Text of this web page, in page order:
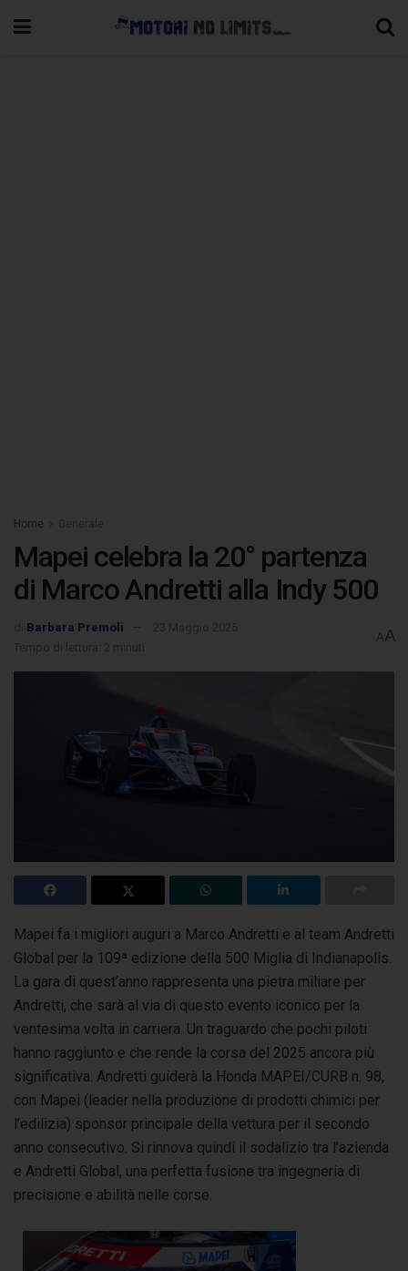
Home
Mapei celebra la 20° partenza
di Marco Andretti alla Indy 500
Barbara Premoli
AA
Mapei fa i migliori auguri a Marco Andretti e al team Andretti
Global per la 109ª edizione della 500 Miglia di Indianapolis.
La gara di quest’anno rappresenta una pietra miliare per
Andretti, che sarà al via di questo evento iconico per la
ventesima volta in carriera. Un traguardo che pochi piloti
hanno raggiunto e che rende la corsa del 2025 ancora più
significativa. Andretti guiderà la Honda MAPEI/CURB n. 98,
con Mapei (leader nella produzione di prodotti chimici per
l’edilizia) sponsor principale della vettura per il secondo
anno consecutivo. Si rinnova quindi il sodalizio tra l’azienda
e Andretti Global, una perfetta fusione tra ingegneria di
precisione e abilità nelle corse.